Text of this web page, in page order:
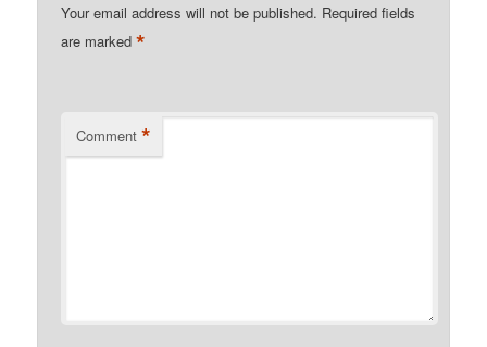
Your email address will not be published. Required fields
are marked*
Comment *